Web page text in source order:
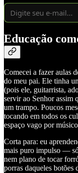
Educação
Comecei a fazer aulas
do meu pai. Ele tinha
(pois ele, guitarrista,
servir ao Senhor assim
um trampo. Poucos
tocando em todos os
espaço vago por
Corta para: eu
mais puro impulso —
nem plano de tocar
porras daqueles botões